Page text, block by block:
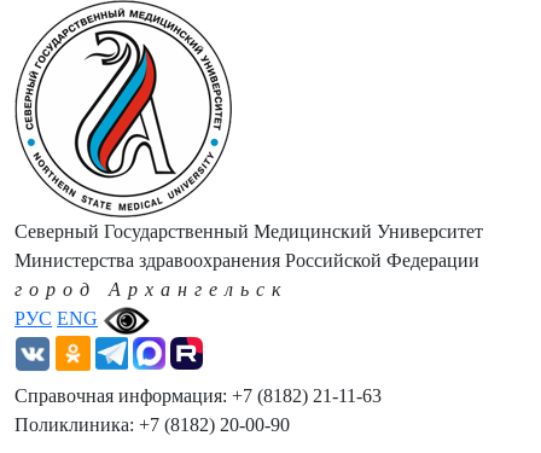
РУС ENG
Северный Государственный Медицинский Университет
Министерства здравоохранения Российской Федерации
город Архангельск
Справочная информация: +7 (8182) 21-11-63
Поликлиника: +7 (8182) 20-00-90